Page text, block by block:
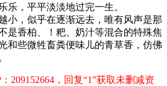
乐，平平淡淡地过完一生。
小，似乎在逐渐远去，唯有风声是那
是香柏、！粑、奶汁等混合的特殊焦
和些微牲畜粪便味儿的青草香，仿佛
，回复“1”获取未删减资